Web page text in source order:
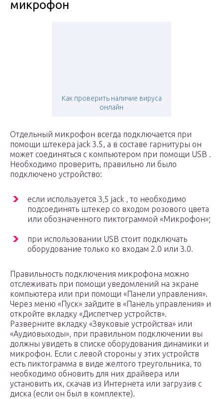
микрофон
Как проверить наличие вируса
онлайн
Отдельный микрофон всегда подключается при
помощи штекера jack 3.5, а в составе гарнитуры он
может соединяться с компьютером при помощи USB .
Необходимо проверить, правильно ли было
подключено устройство:
если используется 3,5 jack , то необходимо
подсоединять штекер со входом розового цвета
или обозначенного пиктограммой «Микрофон»;
при использовании USB стоит подключать
оборудование только ко входам 2.0 или 3.0.
Правильность подключения микрофона можно
отслеживать при помощи уведомлений на экране
компьютера или при помощи «Панели управления».
Через меню «Пуск» зайдите в «Панель управления» и
откройте вкладку «Диспетчер устройств».
Разверните вкладку «Звуковые устройства» или
«Аудиовыходы», при правильном подключении вы
должны увидеть в списке оборудования динамики и
микрофон. Если с левой стороны у этих устройств
есть пиктограмма в виде желтого треугольника, то
необходимо обновить для них драйвера или
установить их, скачав из Интернета или загрузив с
диска (если он был в комплекте).